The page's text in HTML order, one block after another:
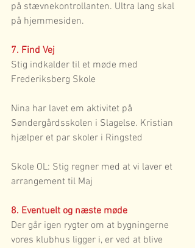
på stævnekontrollanten. Ultra lang skal
på hjemmesiden.
7. Find Vej
Stig indkalder til et møde med
Frederiksberg Skole
Nina har lavet em aktivitet på
Søndergårdsskolen i Slagelse. Kristian
hjælper et par skoler i Ringsted
Skole OL: Stig regner med at vi laver et
arrangement til Maj
8. Eventuelt og næste møde
Der går igen rygter om at bygningerne
vores klubhus ligger i, er ved at blive